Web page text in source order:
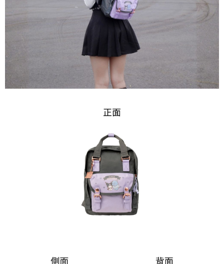
時審查核予不同之上限額度；若仍有額度不足之情形，本公司將視審查結果
５．嚴禁一人註冊多個帳號或使用他人資訊註冊。若發現惡意使用之情形，
恩沛科技股份有限公司將有權停止該用戶之使用額度並採取法律行動。